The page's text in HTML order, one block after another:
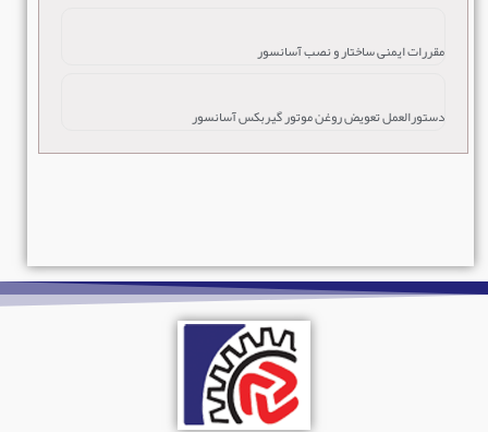
مقررات ایمنی ساختار و نصب آسانسور
دستورالعمل تعویض روغن موتور گیربکس آسانسور